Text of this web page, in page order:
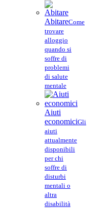
AbitareCome
trovare
alloggio
quando si
soffre di
problemi
di salute
mentale
Aiuti
economiciGli
aiuti
attualmente
disponibili
per chi
soffre di
disturbi
mentali o
altra
disabilità